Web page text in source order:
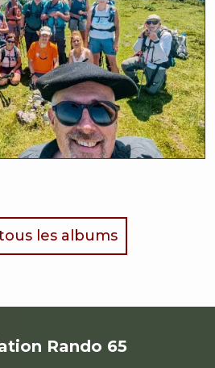
les albums
Rando 65